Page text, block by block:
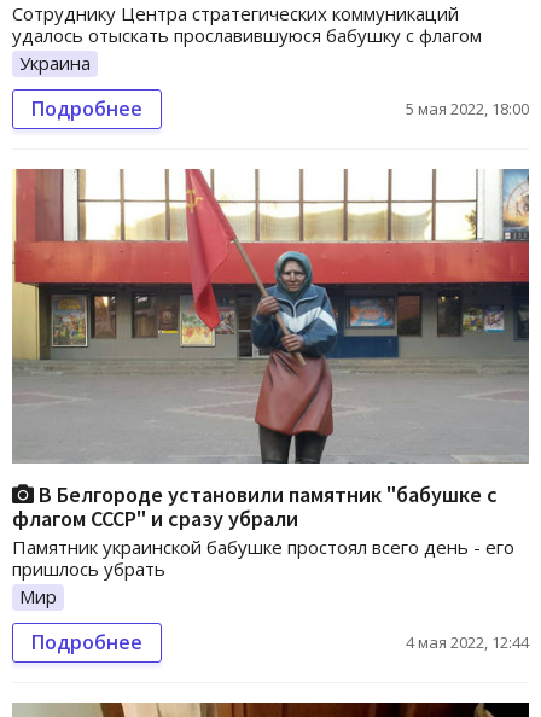
Сотруднику Центра стратегических коммуникаций
удалось отыскать прославившуюся бабушку с флагом
Украина
Подробнее 5 мая 2022, 18:00
В Белгороде установили памятник "бабушке с
флагом СССР" и сразу убрали
Памятник украинской бабушке простоял всего день - его
пришлось убрать
Мир
Подробнее 4 мая 2022, 12:44